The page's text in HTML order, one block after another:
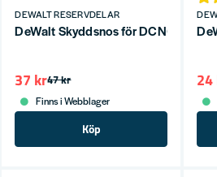
DEWALT RESERVDELAR
DeWalt Skyddsnos för DCN692
47 kr
37 kr
Finns i Webblager
Köp